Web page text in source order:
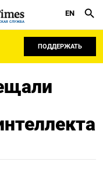
СЛУЖБА
EN
ПОДДЕРЖАТЬ